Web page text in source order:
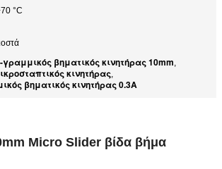
°C
βηματικός κινητήρας 10mm,
κινητήρας,
βηματικός κινητήρας 0.3A
Micro Slider βίδα βήμα